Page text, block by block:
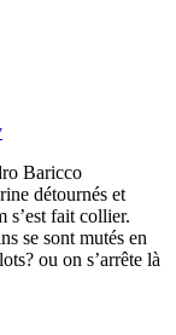
Baricco
détournés et
s’est fait collier.
se sont mutés en
ou on s’arrête là